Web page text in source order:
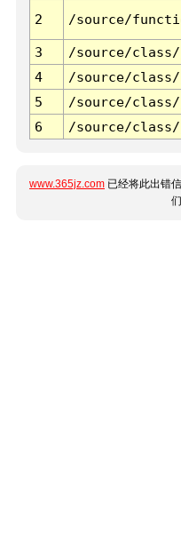
2 /source/
3 /source/
4
/source/
5
/source/
6
/source/
www.365jz.com 已经将此出错